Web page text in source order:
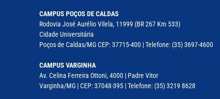
CAMPUS POÇOS DE CALDAS
Rodovia José Aurélio Vilela, 11999 (BR 267 Km 533)
Cidade Universitária
Poços de Caldas/MG CEP: 37715-400 | Telefone: (35) 3697-4600
CAMPUS VARGINHA
Av. Celina Ferreira Ottoni, 4000 | Padre Vitor
Varginha/MG | CEP: 37048-395 | Telefone: (35) 3219 8628